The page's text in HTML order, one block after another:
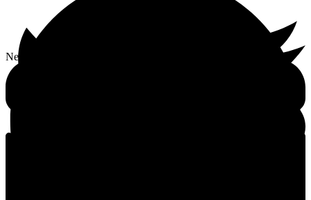
Není hodnoceno